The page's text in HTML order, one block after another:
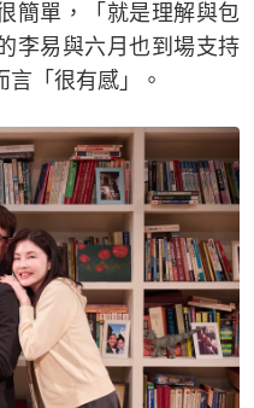
簡單，「就是理解與包
李易與六月也到場支持
「很有感」。